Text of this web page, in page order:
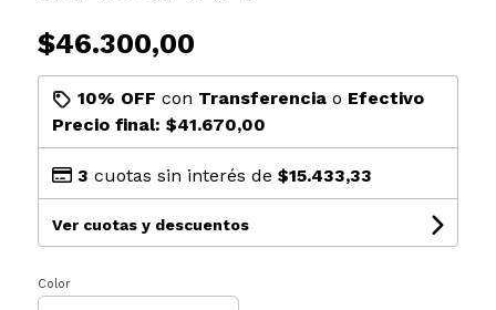
$46.300,00
10% OFF con Transferenciao Efectivo
Precio final: $41.670,00
3 cuotas sin interés de $15.433,33
Ver cuotas y descuentos
Color